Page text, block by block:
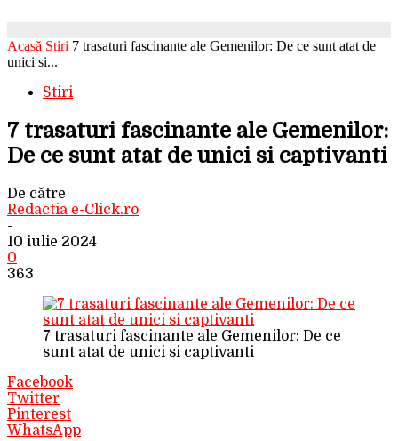
Acasă Stiri 7 trasaturi fascinante ale Gemenilor: De ce sunt atat de
unici si...
Stiri
7 trasaturi fascinante ale Gemenilor:
De ce sunt atat de unici si captivanti
De către
Redactia e-Click.ro
-
10 iulie 2024
0
363
7 trasaturi fascinante ale Gemenilor: De ce
sunt atat de unici si captivanti
Facebook
Twitter
Pinterest
WhatsApp